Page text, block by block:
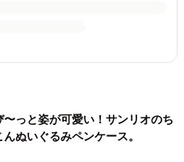
〜っと姿が可愛い！サンリオのち
んぬいぐるみペンケース。